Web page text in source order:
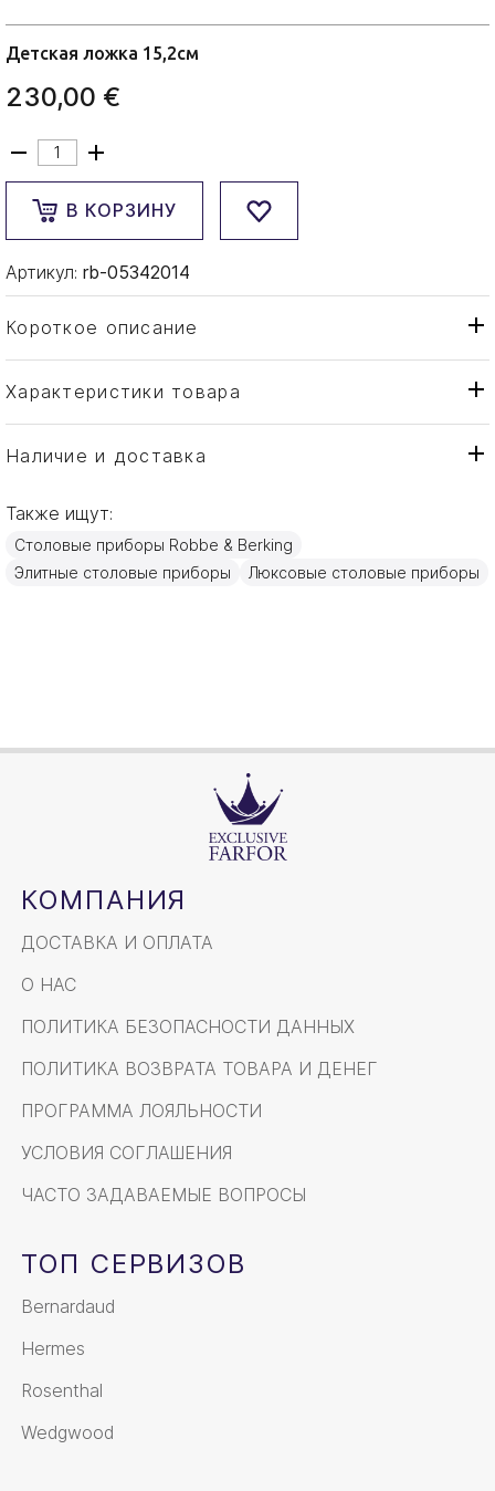
Детская ложка 15,2см
230,00 €
В КОРЗИНУ
Артикул: rb-05342014
Короткое описание
Характеристики товара
Тип товара
Ложка
Бренд
Страна производителя
Материал
Золото, Посеребрение
15,2см
Наличие и доставка
Также ищут:
Столовые приборы Robbe & Berking
Элитные столовые приборы
Люксовые столовые приборы
КОМПАНИЯ
ДОСТАВКА И ОПЛАТА
О НАС
ПОЛИТИКА БЕЗОПАСНОСТИ ДАННЫХ
ПОЛИТИКА ВОЗВРАТА ТОВАРА И ДЕНЕГ
ПРОГРАММА ЛОЯЛЬНОСТИ
УСЛОВИЯ СОГЛАШЕНИЯ
ЧАСТО ЗАДАВАЕМЫЕ ВОПРОСЫ
ТОП СЕРВИЗОВ
Bernardaud
Hermes
Rosenthal
Wedgwood